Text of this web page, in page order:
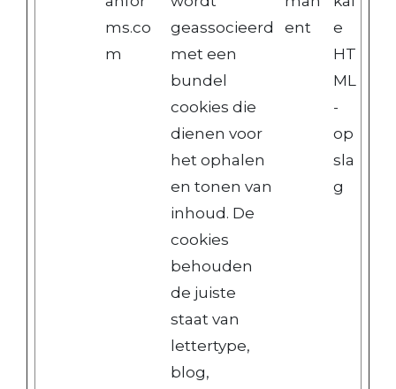
ms.co
m
geassocieerd
met een
bundel
cookies die
dienen voor
het ophalen
en tonen van
inhoud. De
cookies
behouden
de juiste
staat van
lettertype,
blog,
ent
e
HT
ML
-
op
sla
g